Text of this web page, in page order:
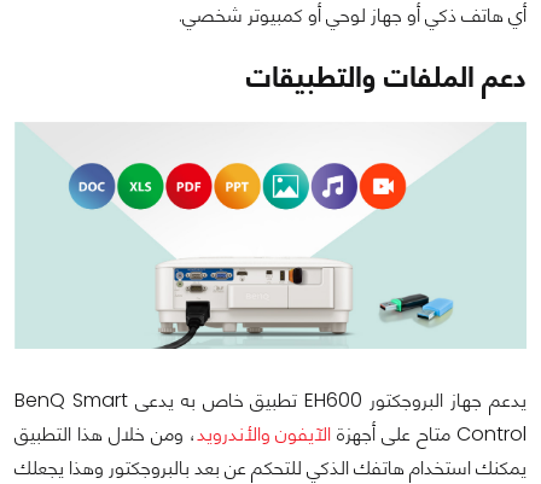
أي هاتف ذكي أو جهاز لوحي أو كمبيوتر شخصي.
دعم الملفات والتطبيقات
يدعم جهاز البروجكتور EH600 تطبيق خاص به يدعى BenQ Smart
Control متاح على أجهزة
الآيفون والأندرويد، ومن خلال هذا التطبيق
يمكنك استخدام هاتفك الذكي للتحكم عن بعد بالبروجكتور وهذا يجعلك